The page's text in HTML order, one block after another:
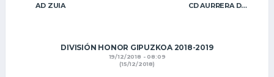
AD ZUIA CD AURRERA DE VITORIA
DIVISIÓN HONOR GIPUZKOA 2018-2019
19/12/2018 - 08:09
(15/12/2018)